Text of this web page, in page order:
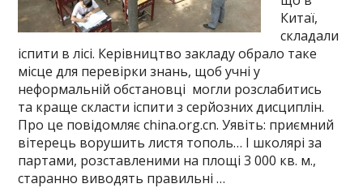
Китаї,
складали
іспити в лісі. Керівництво закладу обрало таке
місце для перевірки знань, щоб учні у
неформальній обстановці могли розслабитись
та краще скласти іспити з серйозних дисциплін.
Про це повідомляє china.org.cn. Уявіть: приємний
вітерець ворушить листя тополь… І школярі за
партами, розставленими на площі 3 000 кв. м.,
старанно виводять правильні …